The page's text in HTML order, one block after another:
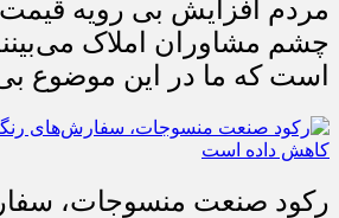
مردم افزایش بی رویه قیمت
چشم مشاوران املاک
است که ما در این موضوع
رکود صنعت منسوجات،